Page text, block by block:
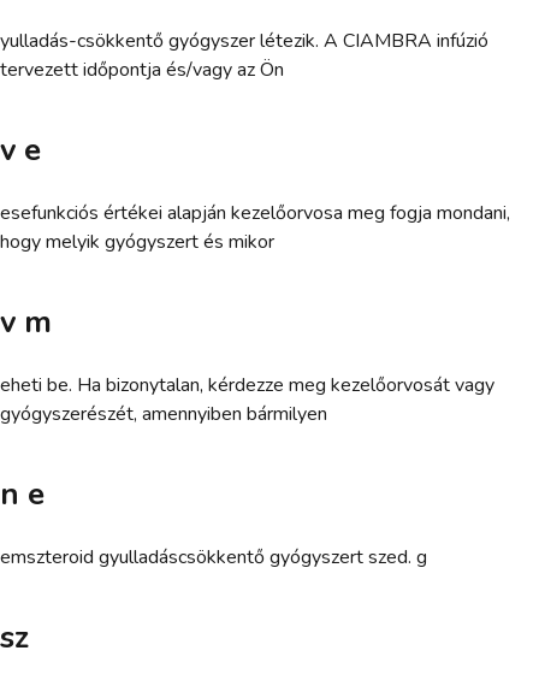
yulladás-csökkentő gyógyszer létezik. A CIAMBRA infúzió
tervezett időpontja és/vagy az Ön
v e
esefunkciós értékei alapján kezelőorvosa meg fogja mondani,
hogy melyik gyógyszert és mikor
v m
eheti be. Ha bizonytalan, kérdezze meg kezelőorvosát vagy
gyógyszerészét, amennyiben bármilyen
n e
emszteroid gyulladáscsökkentő gyógyszert szed. g
sz